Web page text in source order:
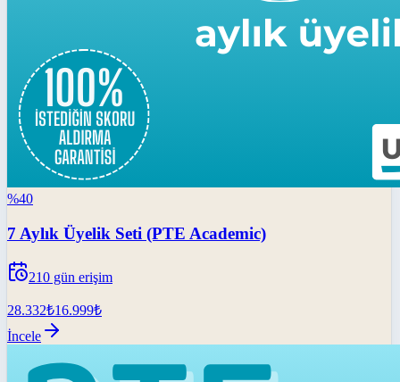
%40
7 Aylık Üyelik Seti (PTE Academic)
210 gün erişim
28.332₺16.999₺
İncele